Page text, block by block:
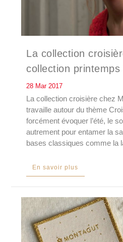
La collection
collection printemps
28 Mar 2017
La collection croisière chez
travaille autour du thème
forcément évoquer l’été, le
autrement pour entamer la
bases classiques comme la
En savoir plus